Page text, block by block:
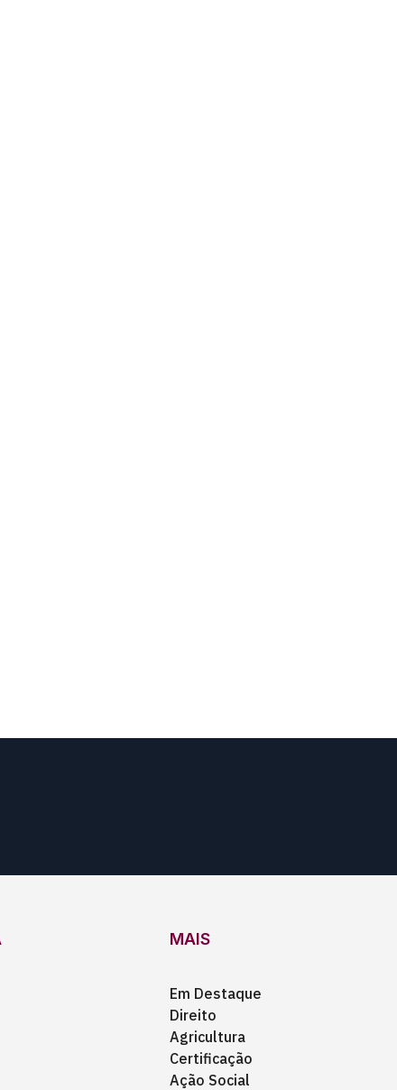
MAIS
Em Destaque
Direito
Agricultura
Certificação
Ação Social